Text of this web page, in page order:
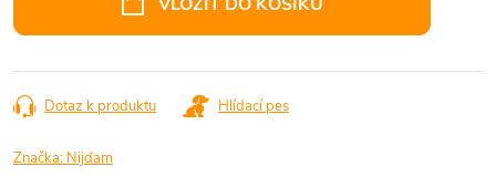
Dotaz k produktu Hlídací pes
Značka: Nijdam